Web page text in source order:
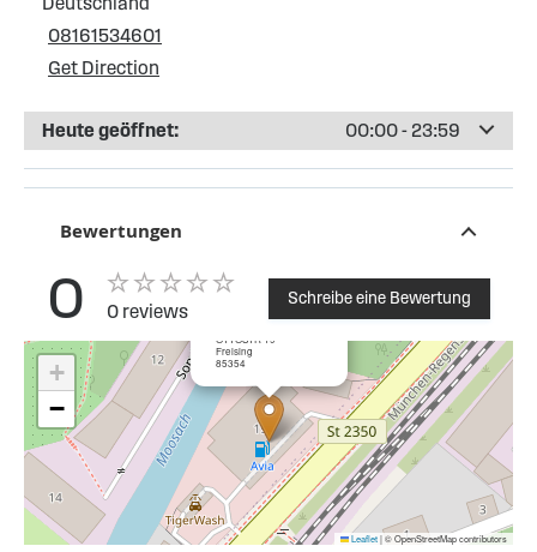
08161534601
Get Direction
Heute geöffnet: 00:00 - 23:59
Bewertungen
0 0 reviews
Schreibe eine Bewertung
OTTOSTR 19
Freising
85354
×
+
−
Leaflet|© OpenStreetMap contributors